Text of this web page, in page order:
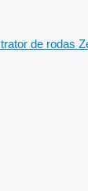
trator de rodas